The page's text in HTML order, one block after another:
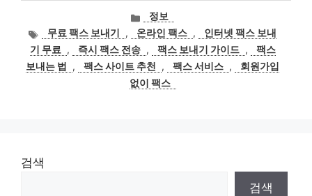
카
테
고
리
정보
태
그
무료 팩스 보내기 , 온라인 팩스 ,
인터넷 팩스 보내
기 무료
, 즉시 팩스 전송 , 팩스 보내기 가이드 ,
팩스
보내는 법
, 팩스 사이트 추천 , 팩스 서비스 ,
회원가입
없이 팩스
검색
검색